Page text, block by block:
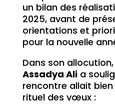
un bilan des
2025, avant de
orientations et
pour la nouvelle
Dans son allocution,
Assadya Alia
rencontre allait
rituel des vœux :